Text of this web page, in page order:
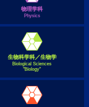
物理学科
Physics
生物科学科／生物学
Biological Sciences
"Biology"